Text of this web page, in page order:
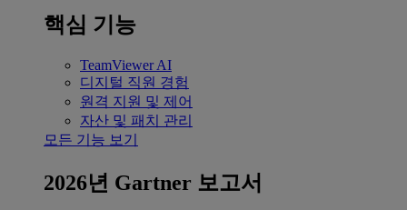
핵심 기능
TeamViewer AI
디지털 직원 경험
원격 지원 및 제어
자산 및 패치 관리
모든 기능 보기
2026년 Gartner 보고서